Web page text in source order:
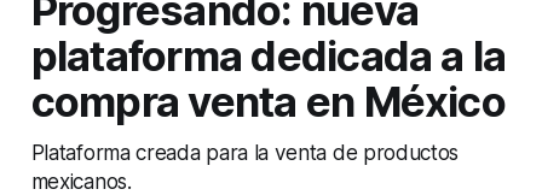
plataforma dedicada a la
compra venta en México
Plataforma creada para la venta de productos
mexicanos.